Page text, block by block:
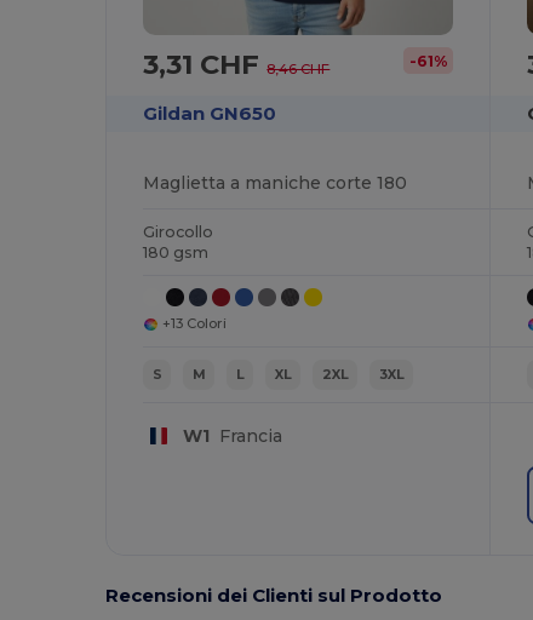
3,31 CHF8,46 CHF -61%
Gildan GN650
Maglietta a maniche corte 180
Girocollo
180 gsm
+13 Colori
S M L XL 2XL 3XL
W1 Francia
Recensioni dei Clienti sul Prodotto